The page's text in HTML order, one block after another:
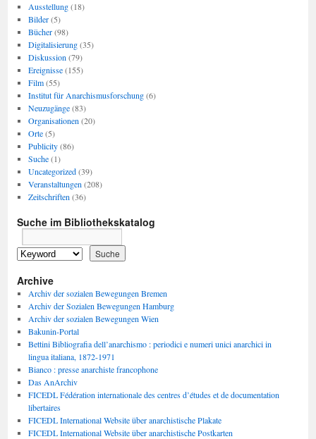
Ausstellung(18)
Bilder(5)
Bücher(98)
Digitalisierung(35)
Diskussion (79)
Ereignisse(155)
Film(55)
Institut für Anarchismusforschung(6)
Neuzugänge(83)
Organisationen (20)
Orte(5)
Publicity(86)
Suche(1)
Uncategorized(39)
Veranstaltungen (208)
Zeitschriften (36)
Suche im Bibliothekskatalog
Archive
Archiv der sozialen Bewegungen Bremen
Archiv der Sozialen Bewegungen Hamburg
Archiv der sozialen Bewegungen Wien
Bakunin-Portal
Bettini Bibliografia dell’anarchismo : periodici e numeri unici anarchici in
lingua italiana, 1872-1971
Bianco : presse anarchiste francophone
Das AnArchiv
FICEDL Fédération internationale des centres d’études et de documentation
libertaires
FICEDL International Website über anarchistische Plakate
FICEDL International Website über anarchistische Postkarten